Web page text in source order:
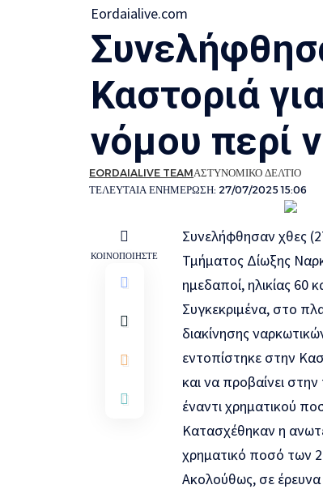
Καστοριά
νόμου περί
ΤΕΛΕΥΤΑΙΑ ΕΝΗΜΕΡΩΣΗ: 27/07/2025 15:06
EORDAIALIVE TEAMΑΣΤΥΝΟΜΙΚΟ ΔΕΛΤΙΟ
ΚΟΙΝΟΠΟΙΗΣΤΕ
Συνελήφθησαν χθες
Τμήματος Δίωξης
ημεδαποί, ηλικίας 60
Συγκεκριμένα, στο
διακίνησης
εντοπίστηκε στην
και να προβαίνει
έναντι χρηματικού
Κατασχέθηκαν η
χρηματικό ποσό των
Ακολούθως, σε